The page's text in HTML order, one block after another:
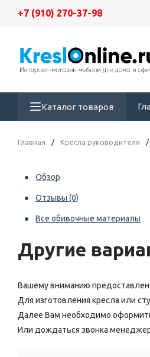
+7 (910) 270-37-98
Каталог товаров
Главная / Кресла руководителя /
Обзор
Отзывы (0)
Все обивочные материалы
Другие
Вашему вниманию предоставлен
Для изготовления кресла или
Далее Вам необходимо
Или дождаться звонка